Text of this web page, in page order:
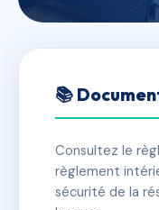
✓ Immatriculée
📚
Consultez le
règlement
sécurité de la